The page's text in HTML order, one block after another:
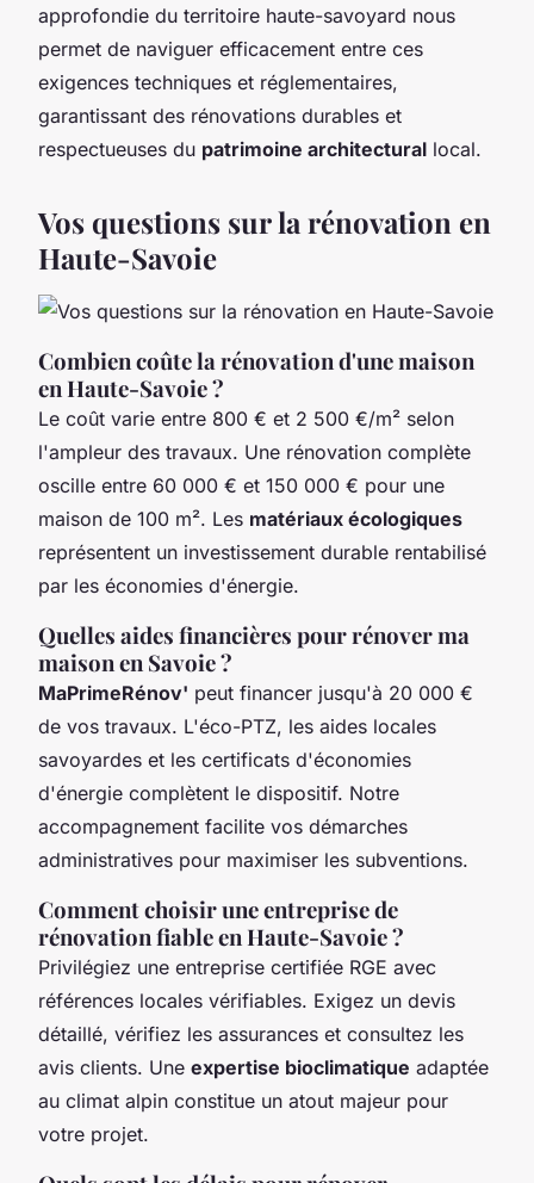
approfondie du territoire haute-savoyard nous
permet de naviguer efficacement entre ces
exigences techniques et réglementaires,
garantissant des rénovations durables et
respectueuses du patrimoine architectural local.
Vos questions sur la rénovation en
Haute-Savoie
Combien coûte la rénovation d'une maison
en Haute-Savoie ?
Le coût varie entre 800 € et 2 500 €/m² selon
l'ampleur des travaux. Une rénovation complète
oscille entre 60 000 € et 150 000 € pour une
maison de 100 m². Les matériaux écologiques
représentent un investissement durable rentabilisé
par les économies d'énergie.
Quelles aides financières pour rénover ma
maison en Savoie ?
MaPrimeRénov' peut financer jusqu'à 20 000 €
de vos travaux. L'éco-PTZ, les aides locales
savoyardes et les certificats d'économies
d'énergie complètent le dispositif. Notre
accompagnement facilite vos démarches
administratives pour maximiser les subventions.
Comment choisir une entreprise de
rénovation fiable en Haute-Savoie ?
Privilégiez une entreprise certifiée RGE avec
références locales vérifiables. Exigez un devis
détaillé, vérifiez les assurances et consultez les
avis clients. Une expertise bioclimatique adaptée
au climat alpin constitue un atout majeur pour
votre projet.